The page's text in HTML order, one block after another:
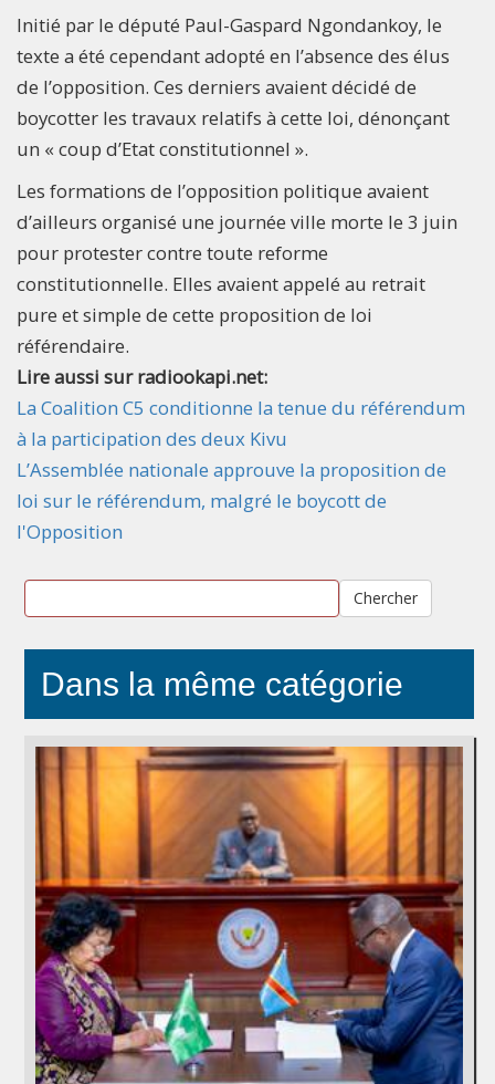
Initié par le député Paul-Gaspard Ngondankoy, le
texte a été cependant adopté en l’absence des élus
de l’opposition. Ces derniers avaient décidé de
boycotter les travaux relatifs à cette loi, dénonçant
un « coup d’Etat constitutionnel ».
Les formations de l’opposition politique avaient
d’ailleurs organisé une journée ville morte le 3 juin
pour protester contre toute reforme
constitutionnelle. Elles avaient appelé au retrait
pure et simple de cette proposition de loi
référendaire.
Lire aussi sur radiookapi.net:
La Coalition C5 conditionne la tenue du référendum
à la participation des deux Kivu
L’Assemblée nationale approuve la proposition de
loi sur le référendum, malgré le boycott de
l'Opposition
Chercher
Dans la même catégorie